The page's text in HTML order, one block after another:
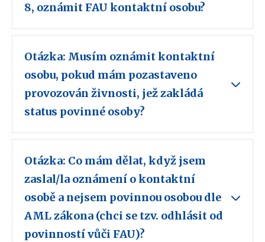
8, oznámit FAU kontaktní osobu?
Otázka: Musím oznámit kontaktní
osobu, pokud mám pozastaveno
provozován živnosti, jež zakládá
status povinné osoby?
Otázka: Co mám dělat, když jsem
zaslal/la oznámení o kontaktní
osobě a nejsem povinnou osobou dle
AML zákona (chci se tzv. odhlásit od
povinností vůči FAU)?